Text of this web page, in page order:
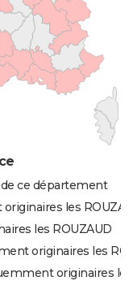
ce département
les
les ROUZAUD
originaires les
originaires